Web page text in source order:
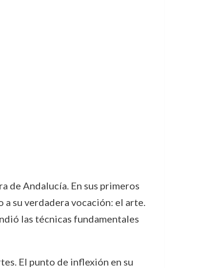
de Andalucía. En sus primeros
su verdadera vocación: el arte.
las técnicas fundamentales
El punto de inflexión en su